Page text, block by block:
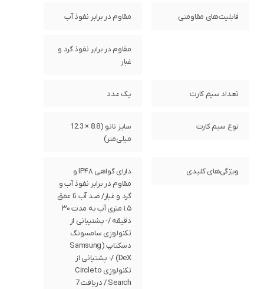
قابلیت‌های مقاومتی مقاوم در برابر نفوذ آب
مقاوم در برابر نفوذ گرد و
غبار
تعداد سیم کارت یک عدد
نوع سیم کارت
سایز نانو (8.8 × 12.3
میلی‌متر)
ویژگی‌های کلیدی
دارای گواهی IP۴۸ و
مقاوم در برابر نفوذ آب و
گرد و غبار/ ضد آب تا عمق
۱.۵ متری آب به مدت ۳۰
دقیقه /- پشتیبانی از
تکنولوژی سامسونگ
دسکتاپ (Samsung
DeX) /- پشتیانی از
تکنولوژی Circle to
Search / دریافت 7